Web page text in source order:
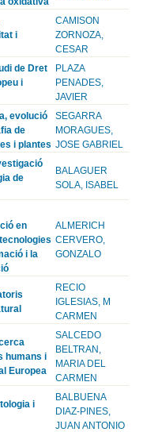
i
CAMISON
ZORNOZA,
CESAR
de Dret
i
PLAZA
PENADES,
JAVIER
evolució
de
i plantes
SEGARRA
MORAGUES,
JOSE GABRIEL
de
BALAGUER
SOLA, ISABEL
en
i la
ALMERICH
CERVERO,
GONZALO
RECIO
IGLESIAS, M
CARMEN
humans i
Europea
SALCEDO
BELTRAN,
MARIA DEL
CARMEN
i
BALBUENA
DIAZ-PINES,
JUAN ANTONIO